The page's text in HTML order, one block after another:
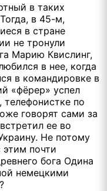
в таких
в 45-м,
в стране
не тронули
Марию Квислинг,
в нее, когда
в командировке в
«фёрер» успел
телефонистке по
говорят сами за
ее во
Не потому
этим почти
бога Одина
немецкими